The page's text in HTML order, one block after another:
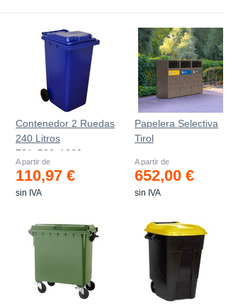
Contenedor 2 Ruedas
240 Litros
721х582х1069mm
A partir de
110,97 €
sin IVA
Papelera Selectiva
Tirol
A partir de
652,00 €
sin IVA